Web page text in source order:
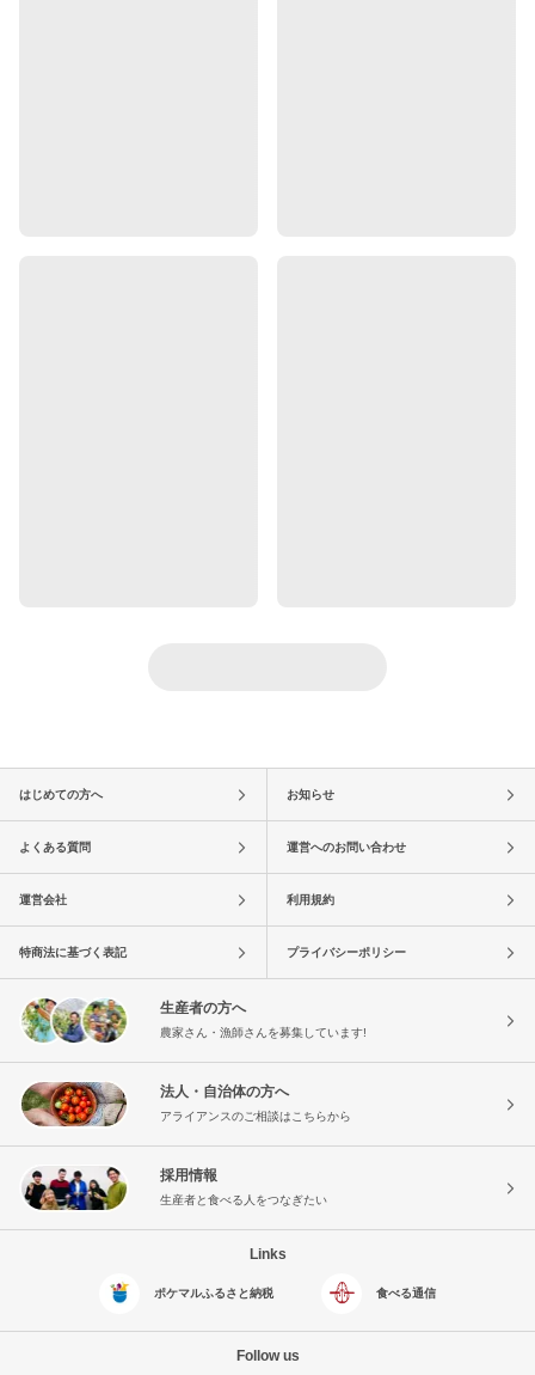
はじめての方へ お知らせ
よくある質問 運営へのお問い合わせ
運営会社 利用規約
特商法に基づく表記 プライバシーポリシー
生産者の方へ
農家さん・漁師さんを募集しています!
法人・自治体の方へ
アライアンスのご相談はこちらから
採用情報
生産者と食べる人をつなぎたい
Links
ポケマルふるさと納税 食べる通信
Follow us